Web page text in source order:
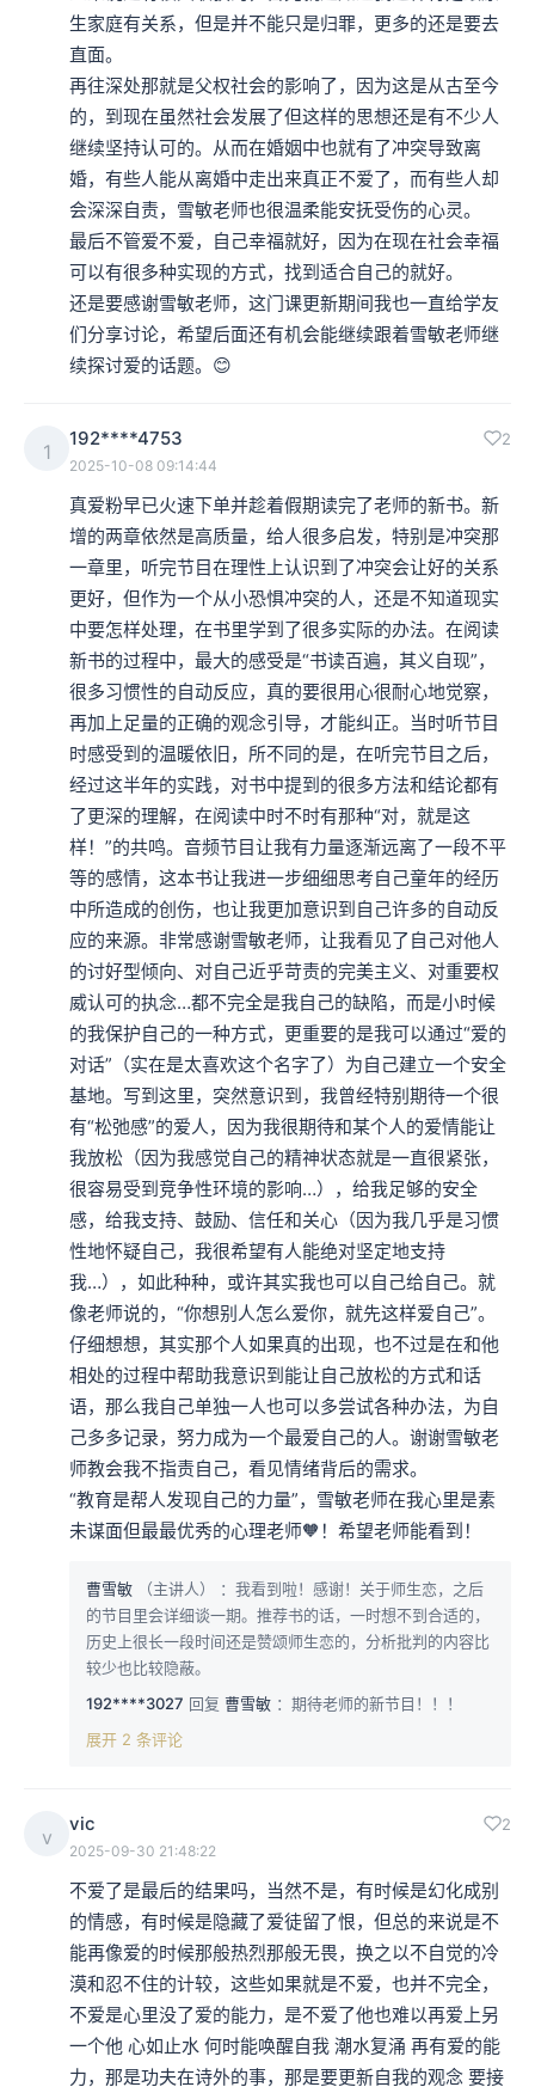
生家庭有关系，但是并不能只是归罪，更多的还是要去
直面。
再往深处那就是父权社会的影响了，因为这是从古至今
的，到现在虽然社会发展了但这样的思想还是有不少人
继续坚持认可的。从而在婚姻中也就有了冲突导致离
婚，有些人能从离婚中走出来真正不爱了，而有些人却
会深深自责，雪敏老师也很温柔能安抚受伤的心灵。
最后不管爱不爱，自己幸福就好，因为在现在社会幸福
可以有很多种实现的方式，找到适合自己的就好。
​还是要感谢雪敏老师，这门课更新期间我也一直给学友
们分享讨论，希望后面还有机会能继续跟着雪敏老师继
续探讨爱的话题。😊
1
192****4753 2
2025-10-08 09:14:44
真爱粉早已火速下单并趁着假期读完了老师的新书。新
增的两章依然是高质量，给人很多启发，特别是冲突那
一章里，听完节目在理性上认识到了冲突会让好的关系
更好，但作为一个从小恐惧冲突的人，还是不知道现实
中要怎样处理，在书里学到了很多实际的办法。在阅读
新书的过程中，最大的感受是“书读百遍，其义自现”，
很多习惯性的自动反应，真的要很用心很耐心地觉察，
再加上足量的正确的观念引导，才能纠正。当时听节目
时感受到的温暖依旧，所不同的是，在听完节目之后，
经过这半年的实践，对书中提到的很多方法和结论都有
了更深的理解，在阅读中时不时有那种“对，就是这
样！”的共鸣。音频节目让我有力量逐渐远离了一段不平
等的感情，这本书让我进一步细细思考自己童年的经历
中所造成的创伤，也让我更加意识到自己许多的自动反
应的来源。非常感谢雪敏老师，让我看见了自己对他人
的讨好型倾向、对自己近乎苛责的完美主义、对重要权
威认可的执念…都不完全是我自己的缺陷，而是小时候
的我保护自己的一种方式，更重要的是我可以通过“爱的
对话”（实在是太喜欢这个名字了）为自己建立一个安全
基地。写到这里，突然意识到，我曾经特别期待一个很
有“松弛感”的爱人，因为我很期待和某个人的爱情能让
我放松（因为我感觉自己的精神状态就是一直很紧张，
很容易受到竞争性环境的影响…），给我足够的安全
感，给我支持、鼓励、信任和关心（因为我几乎是习惯
性地怀疑自己，我很希望有人能绝对坚定地支持
我…），如此种种，或许其实我也可以自己给自己。就
像老师说的，“你想别人怎么爱你，就先这样爱自己”。
仔细想想，其实那个人如果真的出现，也不过是在和他
相处的过程中帮助我意识到能让自己放松的方式和话
语，那么我自己单独一人也可以多尝试各种办法，为自
己多多记录，努力成为一个最爱自己的人。谢谢雪敏老
师教会我不指责自己，看见情绪背后的需求。
“教育是帮人发现自己的力量”，雪敏老师在我心里是素
未谋面但最最优秀的心理老师🧡！希望老师能看到！
曹雪敏 （主讲人）
：我看到啦！感谢！关于师生恋，之后
的节目里会详细谈一期。推荐书的话，一时想不到合适的，
历史上很长一段时间还是赞颂师生恋的，分析批判的内容比
较少也比较隐蔽。
192****3027 回复 曹雪敏 ：期待老师的新节目！！！
展开 2 条评论
v
vic 2
2025-09-30 21:48:22
不爱了是最后的结果吗，当然不是，有时候是幻化成别
的情感，有时候是隐藏了爱徒留了恨，但总的来说是不
能再像爱的时候那般热烈那般无畏，换之以不自觉的冷
漠和忍不住的计较，这些如果就是不爱，也并不完全，
不爱是心里没了爱的能力，是不爱了他也难以再爱上另
一个他 心如止水 何时能唤醒自我 潮水复涌 再有爱的能
力，那是功夫在诗外的事，那是要更新自我的观念 要接